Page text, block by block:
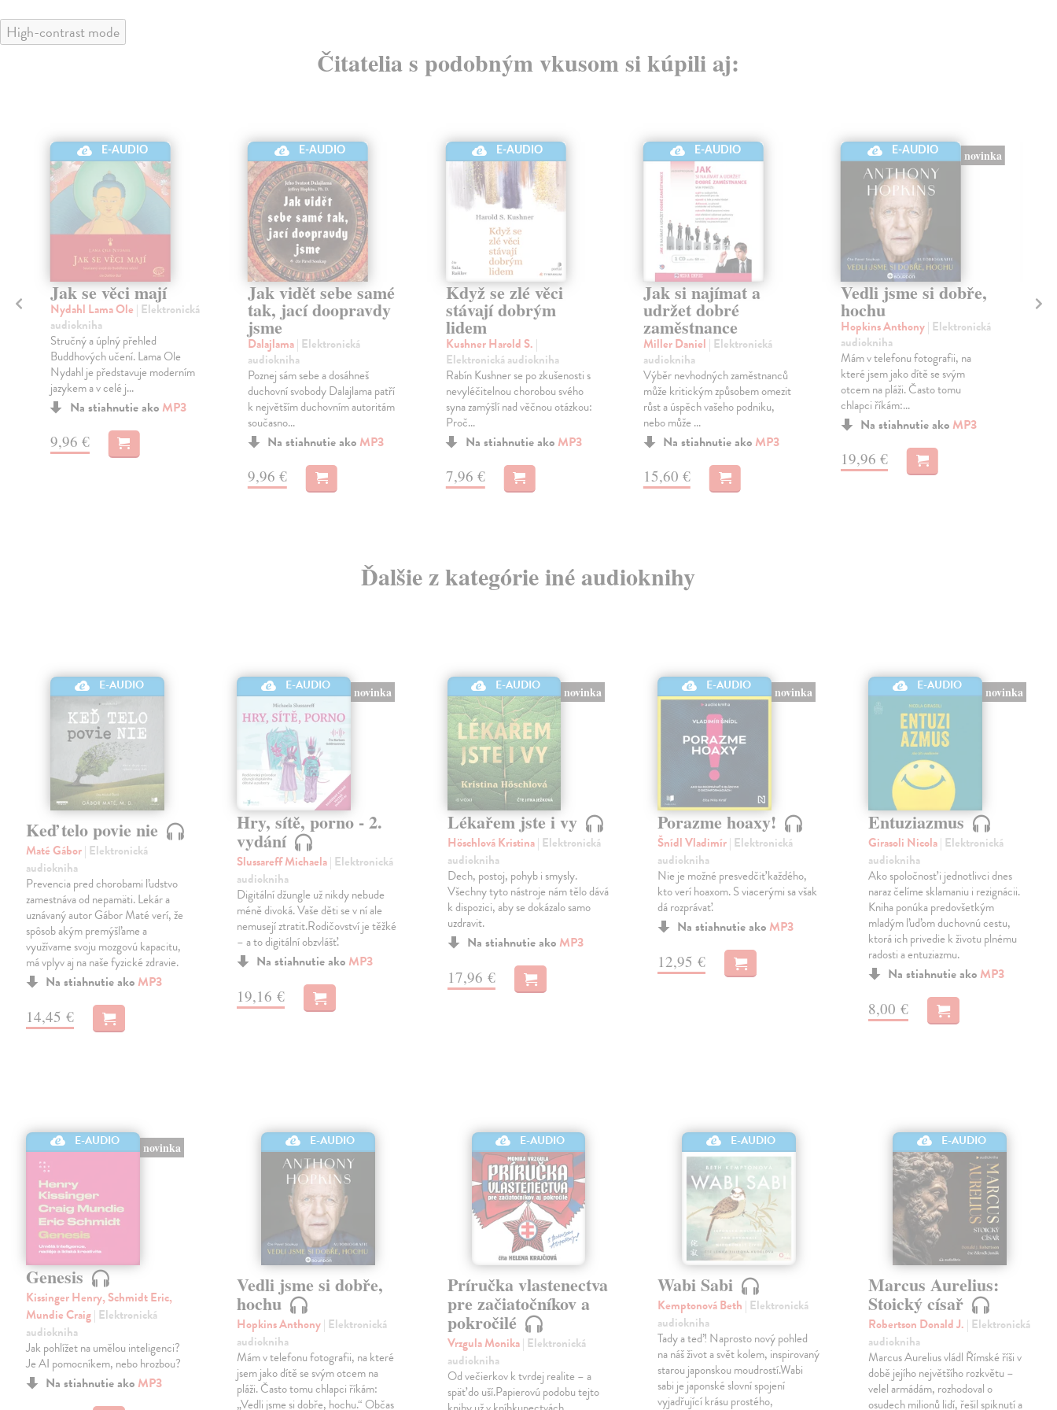
High-contrast mode
Čitatelia s podobným vkusom si kúpili aj:
E-AUDIO
Jak se věci mají
Nydahl Lama Ole | Elektronická
audiokniha
Stručný a úplný přehled
Buddhových učení. Lama Ole
Nydahl je představuje moderním
jazykem a v celé j...
Na stiahnutie ako MP3
9,96 €
E-AUDIO
Jak vidět sebe samé
tak, jací doopravdy
jsme
Dalajlama| Elektronická
audiokniha
Poznej sám sebe a dosáhneš
duchovní svobody Dalajlama patří
k největším duchovním autoritám
současno...
Na stiahnutie ako MP3
9,96 €
E-AUDIO
Když se zlé věci
stávají dobrým
lidem
Kushner Harold S. |
Elektronická audiokniha
Rabín Kushner se po zkušenosti s
nevyléčitelnou chorobou svého
syna zamýšlí nad věčnou otázkou:
Proč...
Na stiahnutie ako MP3
7,96 €
E-AUDIO
Jak si najímat a
udržet dobré
zaměstnance
Miller Daniel | Elektronická
audiokniha
Výběr nevhodných zaměstnanců
může kritickým způsobem omezit
růst a úspěch vašeho podniku,
nebo může ...
Na stiahnutie ako MP3
15,60 €
E-AUDIO novinka
Vedli jsme si dobře,
hochu
Hopkins Anthony| Elektronická
audiokniha
Mám v telefonu fotografii, na
které jsem jako dítě se svým
otcem na pláži. Často tomu
chlapci říkám:...
Na stiahnutie ako MP3
19,96 €
Ďalšie z kategórie iné audioknihy
E-AUDIO
Keď telo povie nie
Maté Gábor| Elektronická
audiokniha
Prevencia pred chorobami ľudstvo
zamestnáva od nepamäti. Lekár a
uznávaný autor Gábor Maté verí, že
spôsob akým premýšľame a
využívame svoju mozgovú kapacitu,
má vplyv aj na naše fyzické zdravie.
Na stiahnutie ako MP3
14,45 €
E-AUDIO novinka
Hry, sítě, porno - 2.
vydání
Slussareff Michaela| Elektronická
audiokniha
Digitální džungle už nikdy nebude
méně divoká. Vaše děti se v ní ale
nemusejí ztratit.Rodičovství je těžké
– a to digitální obzvlášť.
Na stiahnutie ako MP3
19,16 €
E-AUDIO novinka
Lékařem jste i vy
Höschlová Kristina| Elektronická
audiokniha
Dech, postoj, pohyb i smysly.
Všechny tyto nástroje nám tělo dává
k dispozici, aby se dokázalo samo
uzdravit.
Na stiahnutie ako MP3
17,96 €
E-AUDIO novinka
Porazme hoaxy!
Šnídl Vladimír| Elektronická
audiokniha
Nie je možné presvedčiť každého,
kto verí hoaxom. S viacerými sa však
dá rozprávať.
Na stiahnutie ako MP3
12,95 €
E-AUDIO novinka
Entuziazmus
Girasoli Nicola| Elektronická
audiokniha
Ako spoločnosť i jednotlivci dnes
naraz čelíme sklamaniu i rezignácii.
Kniha ponúka predovšetkým
mladým ľuďom duchovnú cestu,
ktorá ich privedie k životu plnému
radosti a entuziazmu.
Na stiahnutie ako MP3
8,00 €
E-AUDIO novinka
Genesis
Kissinger Henry, Schmidt Eric,
Mundie Craig| Elektronická
audiokniha
Jak pohlížet na umělou inteligenci?
Je AI pomocníkem, nebo hrozbou?
Na stiahnutie ako MP3
E-AUDIO
Vedli jsme si dobře,
hochu
Hopkins Anthony| Elektronická
audiokniha
Mám v telefonu fotografii, na které
jsem jako dítě se svým otcem na
pláži. Často tomu chlapci říkám:
„Vedli jsme si dobře, hochu.“ Občas
E-AUDIO
Príručka vlastenectva
pre začiatočníkov a
pokročilé
Vrzgula Monika| Elektronická
audiokniha
Od večierkov k tvrdej realite – a
späť do uší.Papierovú podobu tejto
E-AUDIO
Wabi Sabi
Kemptonová Beth | Elektronická
audiokniha
Tady a teď! Naprosto nový pohled
na náš život a svět kolem, inspirovaný
starou japonskou moudrostí.Wabi
sabi je japonské slovní spojení
vyjadřující krásu prostého,
E-AUDIO
Marcus Aurelius:
Stoický císař
Robertson Donald J. | Elektronická
audiokniha
Marcus Aurelius vládl Římské říši v
době jejího největšího rozkvětu –
velel armádám, rozhodoval o
osudech milionů lidí, řešil spiknutí a